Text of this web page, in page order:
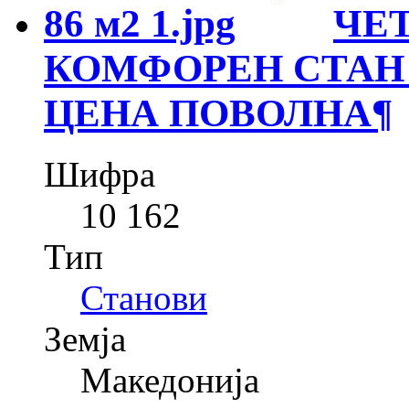
КОМФОРЕН СТАН
ЦЕНА ПОВОЛНА¶
Шифра
10 162
Тип
Станови
Земја
Македонија